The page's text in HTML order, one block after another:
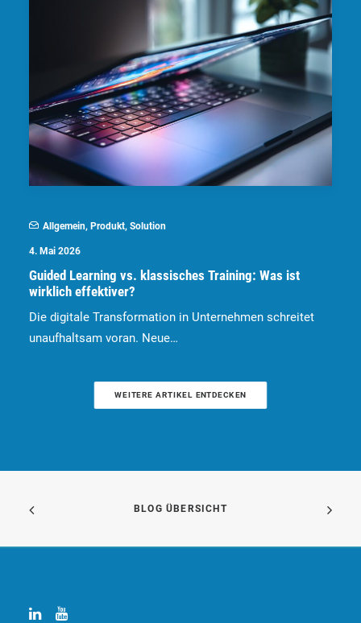
Allgemein, Produkt, Solution
4. Mai 2026
Guided Learning vs. klassisches Training: Was ist
wirklich effektiver?
Die digitale Transformation in Unternehmen schreitet
unaufhaltsam voran. Neue…
WEITERE ARTIKEL ENTDECKEN
BLOG ÜBERSICHT